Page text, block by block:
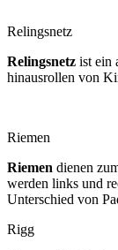
Relingsnetz
Relingsnetz ist ein
hinausrollen von
Riemen
Riemen dienen
werden links und
Unterschied von
Rigg